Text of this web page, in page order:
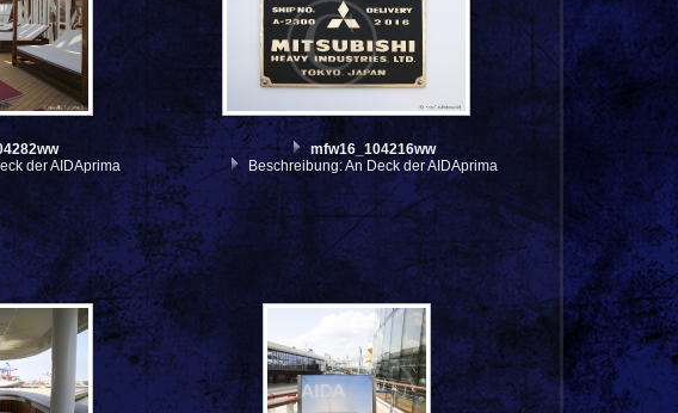
der AIDAprima
mfw16_104216ww
Beschreibung: An Deck der AIDAprima